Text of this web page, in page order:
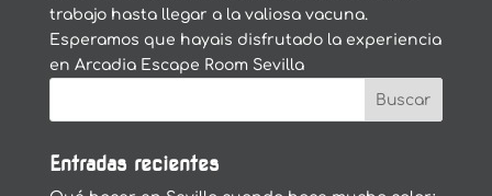
trabajo hasta llegar a la valiosa vacuna.
Esperamos que hayais disfrutado la experiencia
en Arcadia Escape Room Sevilla
Entradas recientes